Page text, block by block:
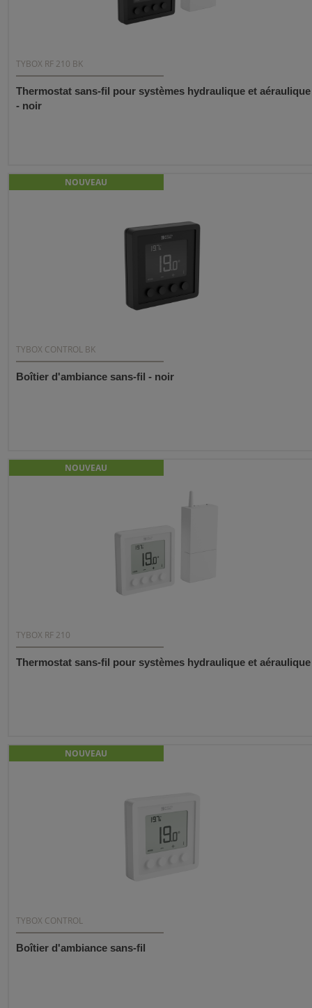
TYBOX RF 210 BK
Thermostat sans-fil pour systèmes hydraulique et aéraulique
- noir
NOUVEAU
TYBOX CONTROL BK
Boîtier d'ambiance sans-fil - noir
NOUVEAU
TYBOX RF 210
Thermostat sans-fil pour systèmes hydraulique et aéraulique
NOUVEAU
TYBOX CONTROL
Boîtier d'ambiance sans-fil